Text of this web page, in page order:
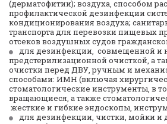
(дерматофитии); воздуха, способом
профилактической дезинфекции
кондиционирования воздуха;
транспорта для перевозки пищевых
отсеков воздушных судов
для дезинфекции,  совмещенной и
предстерилизационной очисткой, а
очистки перед ДВУ, ручным и
способами: ИМН (включая
стоматологические инструменты, в
вращающиеся, а также
жесткие и гибкие эндоскопы,
для дезинфекции, чистки, мойки и